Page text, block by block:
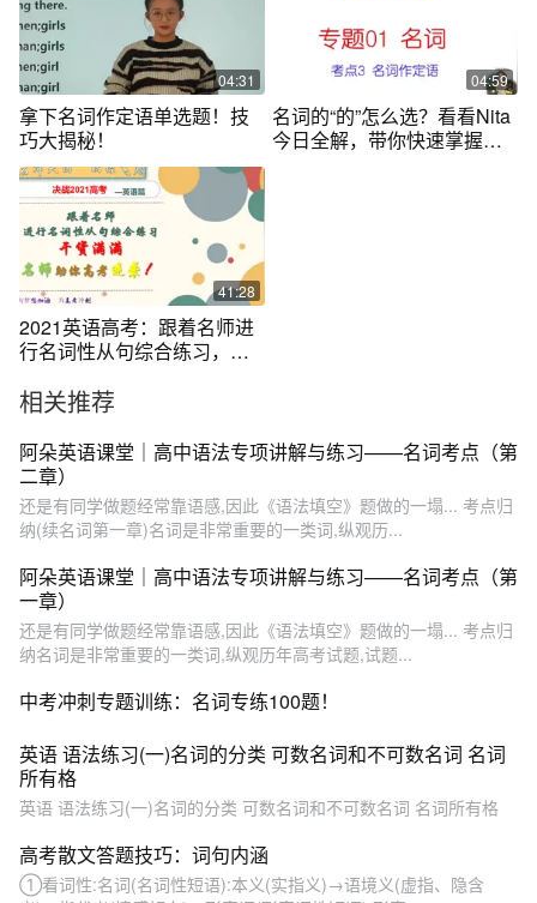
04:31
拿下名词作定语单选题！技
巧大揭秘！
04:59
名词的“的”怎么选？看看Nita
今日全解，带你快速掌握名
41:28
2021英语高考：跟着名师进
行名词性从句综合练习，助
相关推荐
阿朵英语课堂｜高中语法专项讲解与练习——名词考点（第
二章）
还是有同学做题经常靠语感,因此《语法填空》题做的一塌... 考点归
纳(续名词第一章)名词是非常重要的一类词,纵观历...
阿朵英语课堂｜高中语法专项讲解与练习——名词考点（第
一章）
还是有同学做题经常靠语感,因此《语法填空》题做的一塌... 考点归
纳名词是非常重要的一类词,纵观历年高考试题,试题...
中考冲刺专题训练：名词专练100题！
英语 语法练习(一)名词的分类 可数名词和不可数名词 名词
所有格
英语 语法练习(一)名词的分类 可数名词和不可数名词 名词所有格
高考散文答题技巧：词句内涵
①看词性:名词(名词性短语):本义(实指义)→语境义(虚指、隐含